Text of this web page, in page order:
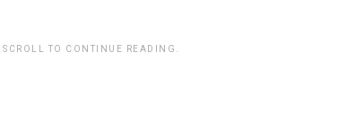
SCROLL TO CONTINUE READING.